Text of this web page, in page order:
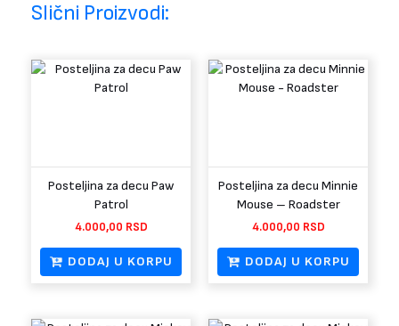
Slični Proizvodi:
Posteljina za decu Paw
Patrol
4.000,00 RSD
DODAJ U KORPU
Posteljina za decu Minnie
Mouse – Roadster
4.000,00 RSD
DODAJ U KORPU